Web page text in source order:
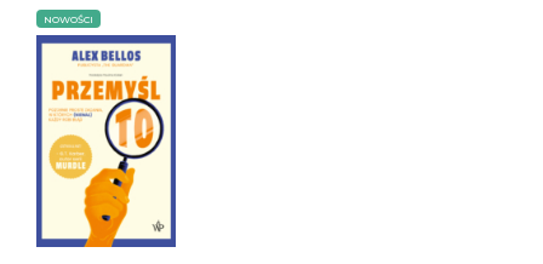
NOWOŚCI